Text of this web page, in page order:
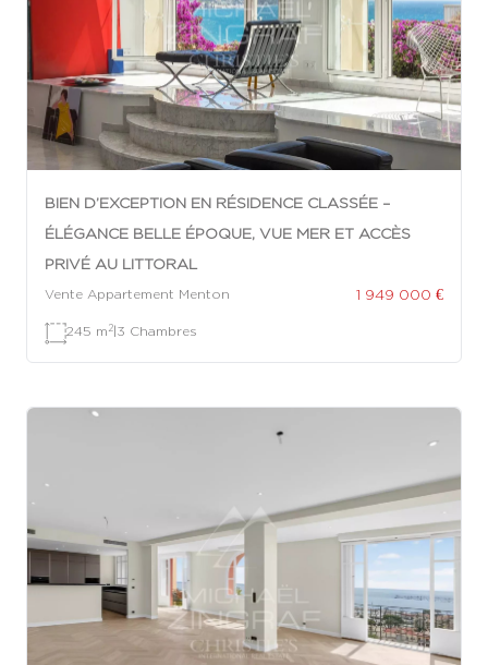
BIEN D’EXCEPTION EN RÉSIDENCE CLASSÉE –
ÉLÉGANCE BELLE ÉPOQUE, VUE MER ET ACCÈS
PRIVÉ AU LITTORAL
Vente Appartement Menton 1 949 000 €
245 m 2|3 Chambres